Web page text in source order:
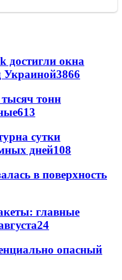
достигли окна
Украиной3866
тонн
613
сутки
дней108
в поверхность
главные
24
опасный